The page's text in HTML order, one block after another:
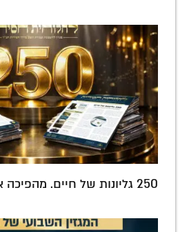
250 גליונות של חיים. מהפיכה אחת • טור חגיגי